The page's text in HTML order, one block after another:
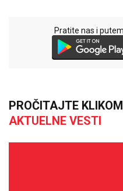
Pratite nas i
PROČITAJTE
AKTUELNE VESTI